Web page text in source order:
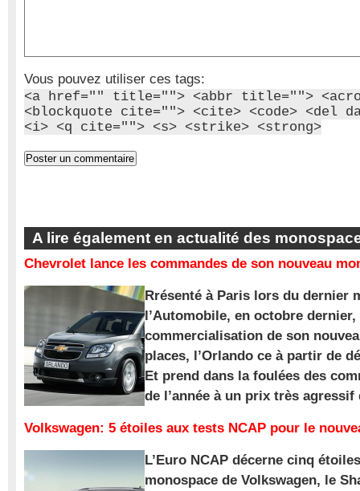
Vous pouvez utiliser ces tags:
<a href="" title=""> <abbr title="">
<blockquote cite=""> <cite> <code> <del
<i> <q cite=""> <s> <strike> <strong>
A lire également en actualité des
Chevrolet lance les commandes de son nouveau
Rrésenté à Paris lors du dernier
l’Automobile, en octobre
commercialisation de son
places, l’Orlando ce à partir de
Et prend dans la foulées des
de l’année à un prix très agressif
Volkswagen: 5 étoiles aux tests NCAP pour le
L’Euro NCAP décerne cinq
monospace de Volkswagen, le